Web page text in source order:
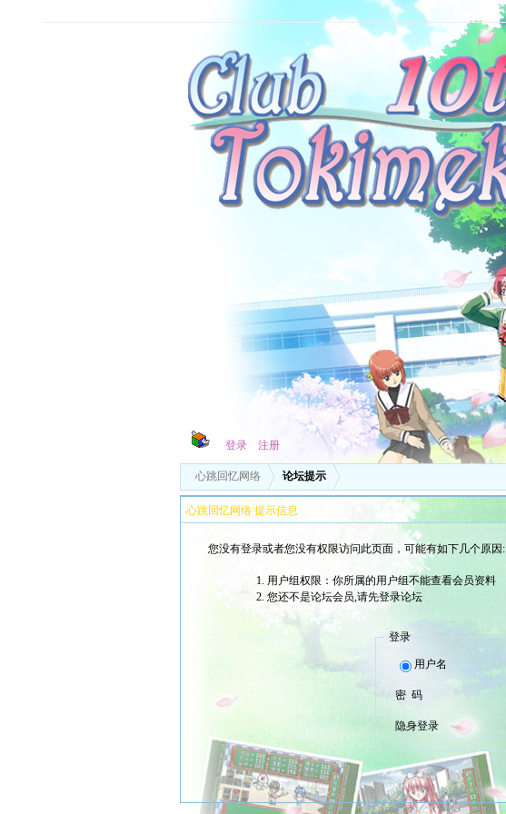
登录 注册
心跳回忆网络 论坛提示
心跳回忆网络 提示信息
您没有登录或者您没有权限访问此页面，可能有如下几个原因:
用户组权限：你所属的用户组不能查看会员资料
您还不是论坛会员,请先登录论坛
登录
用户名
密 码
隐身登录